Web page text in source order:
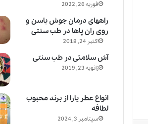
فوریه 26, 2022
راههای درمان جوش باسن و
روی ران پاها در طب سنتی
اکتبر 24, 2018
آش سلامتی در طب سنتی
ژانویه 23, 2019
انواع عطر یارا از برند محبوب
لطافه
سپتامبر 3, 2024